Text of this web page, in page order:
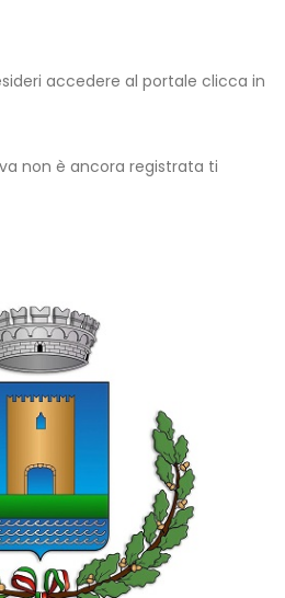
accedere al portale clicca in
non è ancora registrata ti